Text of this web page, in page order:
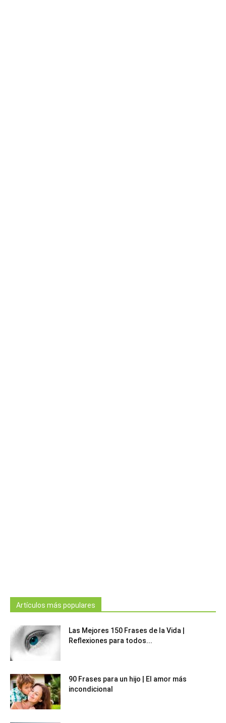
Artículos más populares
Las Mejores 150 Frases de la Vida |
Reflexiones para todos...
90 Frases para un hijo | El amor más
incondicional